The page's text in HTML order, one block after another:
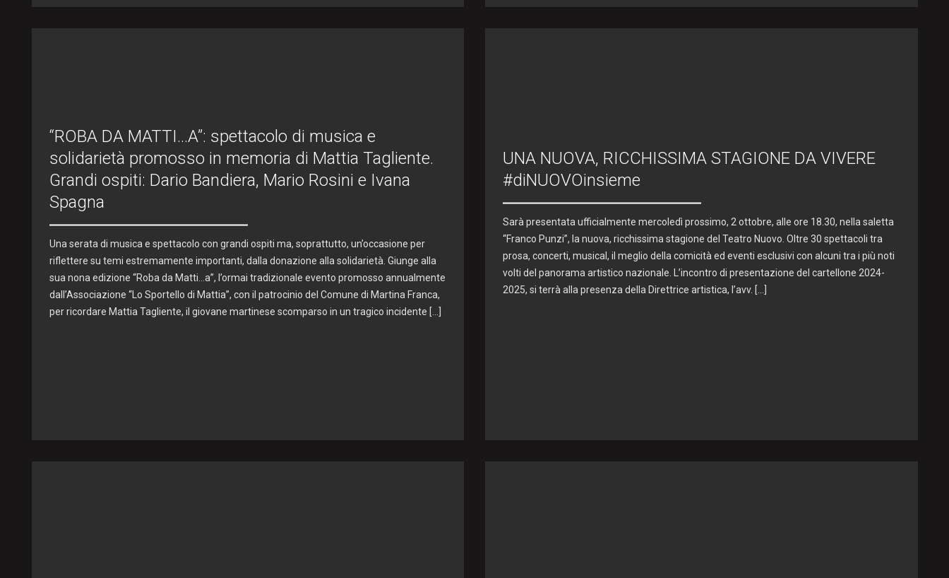
“ROBA DA MATTI…A”: spettacolo di musica e
solidarietà promosso in memoria di Mattia Tagliente.
Grandi ospiti: Dario Bandiera, Mario Rosini e Ivana
Spagna
Una serata di musica e spettacolo con grandi ospiti ma, soprattutto, un’occasione per
riflettere su temi estremamente importanti, dalla donazione alla solidarietà. Giunge alla
sua nona edizione “Roba da Matti…a”, l’ormai tradizionale evento promosso annualmente
dall’Associazione “Lo Sportello di Mattia”, con il patrocinio del Comune di Martina Franca,
per ricordare Mattia Tagliente, il giovane martinese scomparso in un tragico incidente […]
UNA NUOVA, RICCHISSIMA STAGIONE DA VIVERE
#diNUOVOinsieme
Sarà presentata ufficialmente mercoledì prossimo, 2 ottobre, alle ore 18.30, nella saletta
“Franco Punzi”, la nuova, ricchissima stagione del Teatro Nuovo. Oltre 30 spettacoli tra
prosa, concerti, musical, il meglio della comicità ed eventi esclusivi con alcuni tra i più noti
volti del panorama artistico nazionale. L’incontro di presentazione del cartellone 2024-
2025, si terrà alla presenza della Direttrice artistica, l’avv. […]